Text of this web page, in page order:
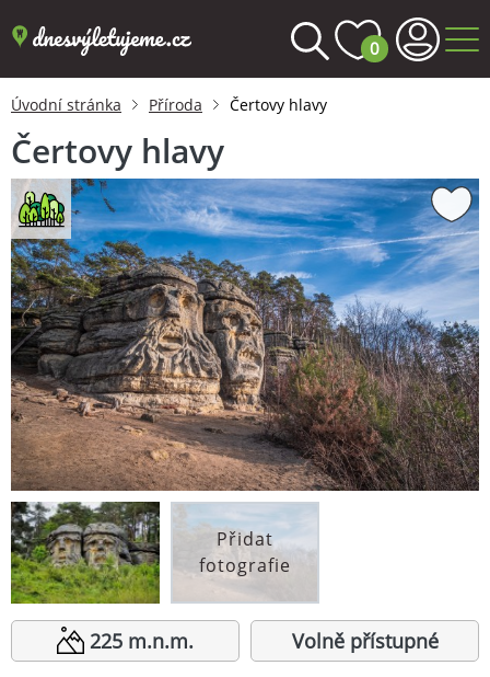
0
Úvodní stránka Příroda Čertovy hlavy
Čertovy hlavy
Přidat
fotografie
225 m.n.m.
Volně přístupné